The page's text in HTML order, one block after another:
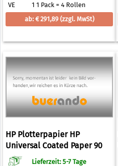
VE
1 1 Pack = 4 Rollen
ab: € 291,89 (zzgl. MwSt)
HP Plotterpapier HP
Universal Coated Paper 90
g/qm 914,0 mm x 45,7 m
Lieferzeit: 5-7 Tage